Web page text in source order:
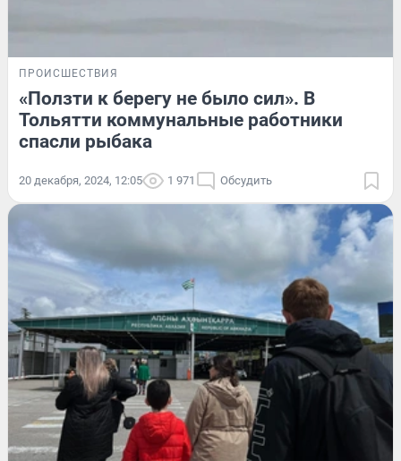
ПРОИСШЕСТВИЯ
«Ползти к берегу не было сил». В
Тольятти коммунальные работники
спасли рыбака
20 декабря, 2024, 12:05 1 971 Обсудить